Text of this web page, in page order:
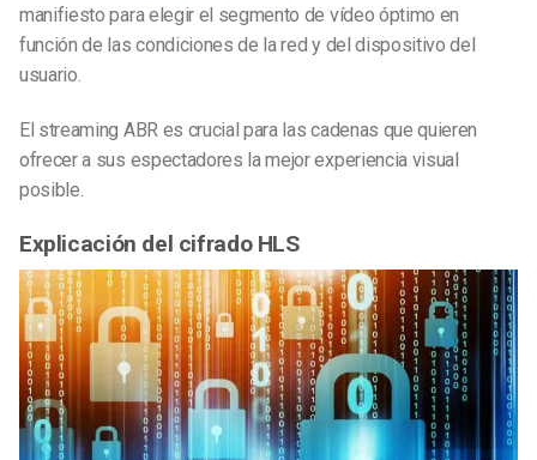
manifiesto para elegir el segmento de vídeo óptimo en
función de las condiciones de la red y del dispositivo del
usuario.
El streaming ABR es crucial para las cadenas que quieren
ofrecer a sus espectadores la mejor experiencia visual
posible.
Explicación del cifrado HLS